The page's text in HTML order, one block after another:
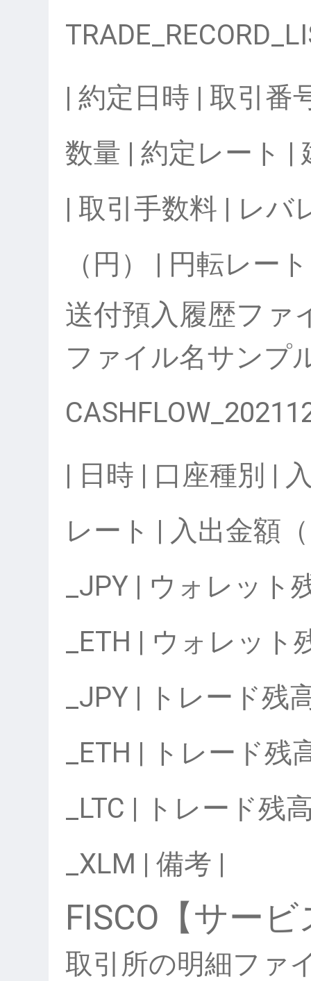
| 約定日時 | 取引番
数量 | 約定レート |
| 取引手数料 | レバ
（円） | 円転レー
送付預入履歴ファ
ファイル名サンプ
| 日時 | 口座種別 |
レート | 入出金額
_JPY | ウォレット
_ETH | ウォレッ
_JPY | トレード残
_ETH | トレード
_LTC | トレード残
_XLM | 備考 |
FISCO【サー
取引所の明細ファ